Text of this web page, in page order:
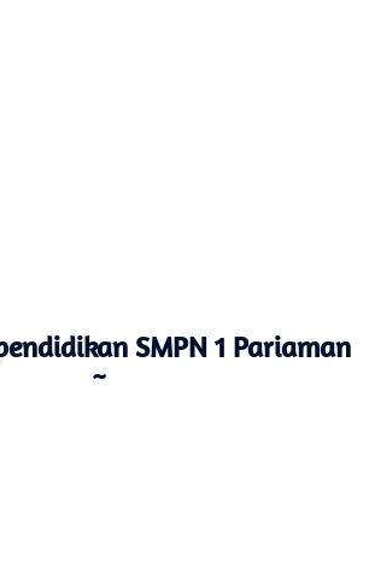
SMPN 1 Pariaman
~